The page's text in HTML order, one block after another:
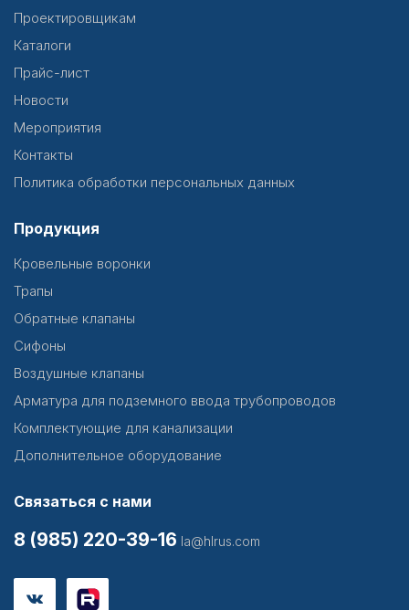
Проектировщикам
Каталоги
Прайс-лист
Новости
Мероприятия
Контакты
Политика обработки персональных данных
Продукция
Кровельные воронки
Трапы
Обратные клапаны
Сифоны
Воздушные клапаны
Арматура для подземного ввода трубопроводов
Комплектующие для канализации
Дополнительное оборудование
Связаться с нами
8 (985) 220-39-16 la@hlrus.com